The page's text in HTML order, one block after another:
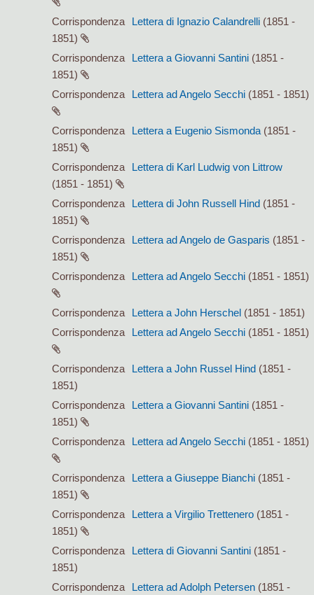
Corrispondenza Lettera di Ignazio Calandrelli (1851 -
1851)
Corrispondenza
Lettera a Giovanni Santini (1851 -
1851)
Corrispondenza
Lettera ad Angelo Secchi (1851 - 1851)
Corrispondenza Lettera a Eugenio Sismonda (1851 -
1851)
Corrispondenza
Lettera di Karl Ludwig von Littrow
(1851 - 1851)
Corrispondenza
Lettera di John Russell Hind (1851 -
1851)
Corrispondenza
Lettera ad Angelo de Gasparis (1851 -
1851)
Corrispondenza
Lettera ad Angelo Secchi (1851 - 1851)
Corrispondenza Lettera a John Herschel (1851 - 1851)
Corrispondenza
Lettera ad Angelo Secchi (1851 - 1851)
Corrispondenza Lettera a John Russel Hind (1851 -
1851)
Corrispondenza
Lettera a Giovanni Santini (1851 -
1851)
Corrispondenza
Lettera ad Angelo Secchi (1851 - 1851)
Corrispondenza Lettera a Giuseppe Bianchi (1851 -
1851)
Corrispondenza
Lettera a Virgilio Trettenero (1851 -
1851)
Corrispondenza
Lettera di Giovanni Santini (1851 -
1851)
Corrispondenza
Lettera ad Adolph Petersen (1851 -